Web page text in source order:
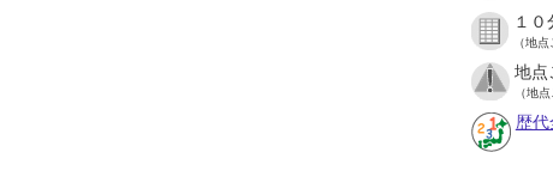
１
（地
地点
（地
歴